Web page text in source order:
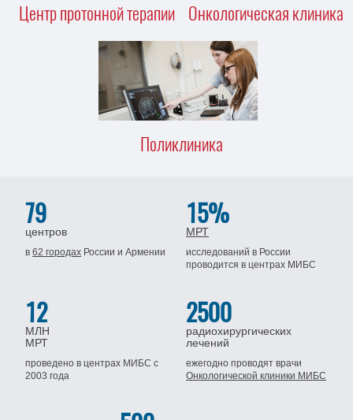
Центр протонной терапии Онкологическая клиника
Поликлиника
79
центров
в62 городах Россиии Армении
15%
МРТ
исследований в России
проводится в центрах МИБС
12
МЛН
МРТ
проведено в центрах МИБСс
2003 года
2500
радиохирургических
лечений
ежегодно проводят врачи
Онкологической клиники МИБС